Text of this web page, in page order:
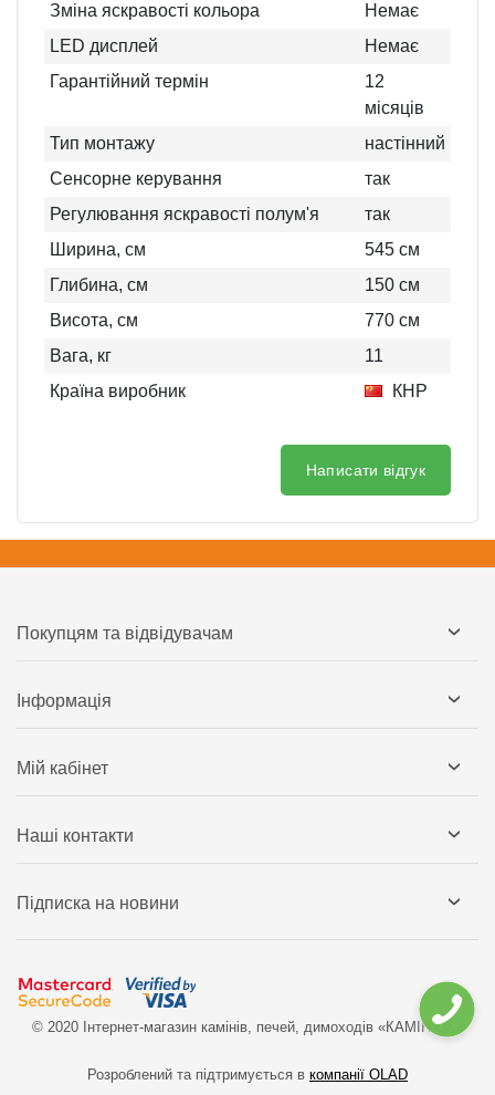
Зміна яскравості кольора
Немає
LED дисплей
Немає
Гарантійний термін
12
місяців
Тип монтажу
настінний
Сенсорне керування
так
Регулювання яскравості полум'я
так
Ширина, см
545 см
Глибина, см
150 см
Висота, см
770 см
Вага, кг
11
Країна виробник
КНР
Написати відгук
Покупцям та відвідувачам
Інформація
Мій кабінет
Наші контакти
Підписка на новини
© 2020 Інтернет-магазин камінів, печей, димоходів «КАМІН`ОК»
Розроблений та підтримується в компанії OLAD